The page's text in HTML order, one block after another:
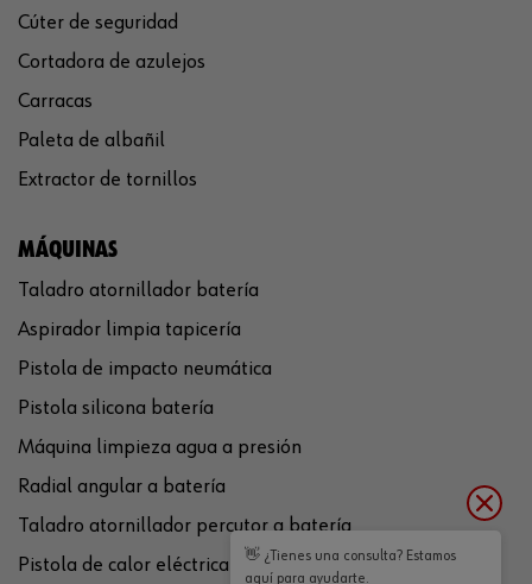
Cúter de seguridad
Cortadora de azulejos
Carracas
Paleta de albañil
Extractor de tornillos
MÁQUINAS
Taladro atornillador batería
Aspirador limpia tapicería
Pistola de impacto neumática
Pistola silicona batería
Máquina limpieza agua a presión
Radial angular a batería
Taladro atornillador percutor a batería
Pistola de calor eléctrica
👋 ¿Tienes una consulta? Estamos
aquí para ayudarte.